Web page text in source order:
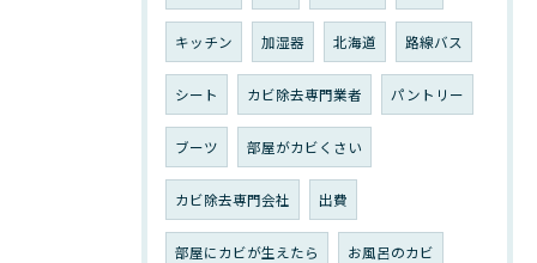
キッチン 加湿器 北海道 路線バス
シート カビ除去専門業者 パントリー
ブーツ 部屋がカビくさい
カビ除去専門会社 出費
部屋にカビが生えたら お風呂のカビ